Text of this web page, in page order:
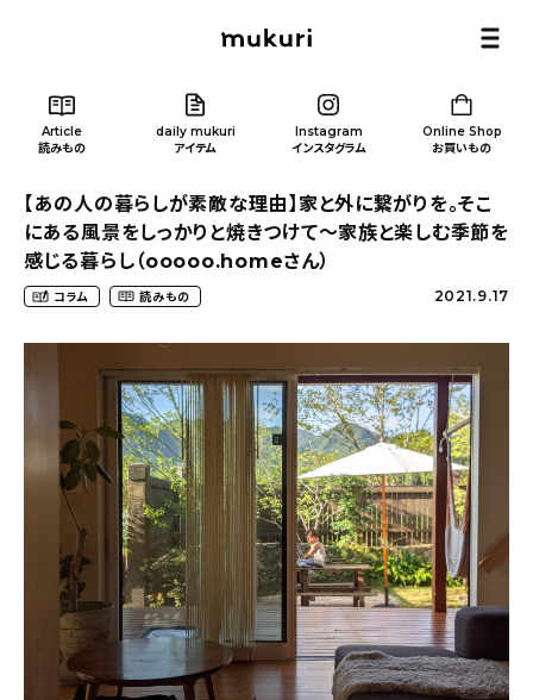
Article
読みもの
daily mukuri
アイテム
Instagram
インスタグラム
Online Shop
お買いもの
カテゴリー一覧
新着記事
人気の記事
おすすめの記事
コラム
インテリア
【あの人の暮らしが素敵な理由】家と外に繋がりを。そこ
にある風景をしっかりと焼きつけて〜家族と楽しむ季節を
感じる暮らし（ooooo.homeさん）
コラム 読みもの 2021.9.17